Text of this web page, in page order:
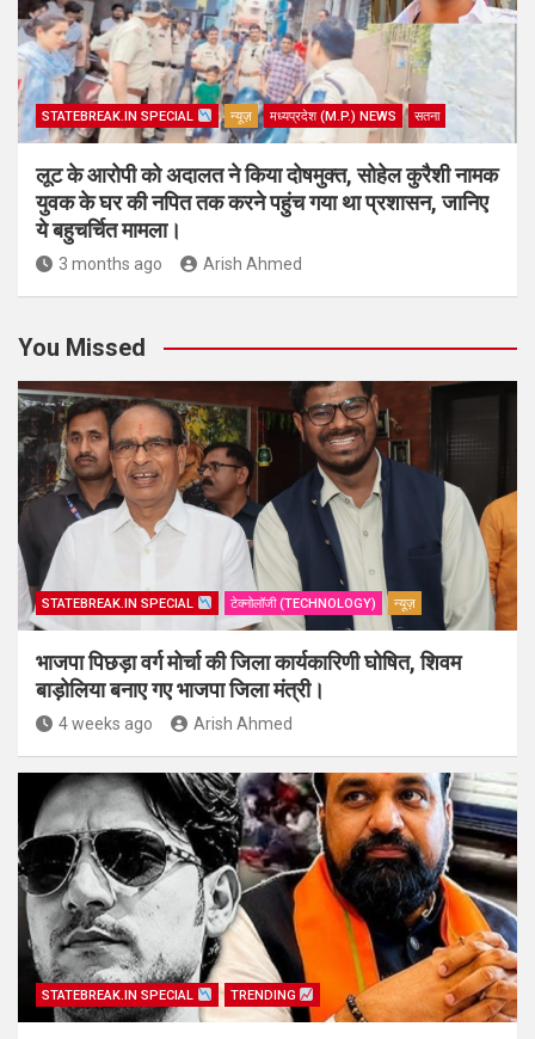
STATEBREAK.IN SPECIAL न्यूज़ मध्यप्रदेश (M.P.) NEWS सतना
लूट के आरोपी को अदालत ने किया दोषमुक्त, सोहेल कुरैशी नामक
युवक के घर की नपित तक करने पहुंच गया था प्रशासन, जानिए
ये बहुचर्चित मामला।
3 months ago Arish Ahmed
You Missed
STATEBREAK.IN SPECIAL टेक्नोलॉजी (TECHNOLOGY) न्यूज़
भाजपा पिछड़ा वर्ग मोर्चा की जिला कार्यकारिणी घोषित, शिवम
बाड़ोलिया बनाए गए भाजपा जिला मंत्री।
4 weeks ago Arish Ahmed
STATEBREAK.IN SPECIAL TRENDING